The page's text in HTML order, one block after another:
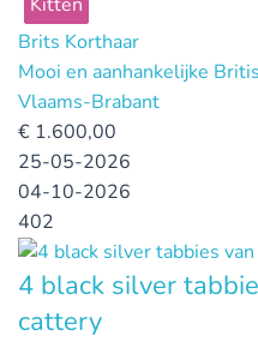
Brits Korthaar
Mooi en aanhankelijke
Vlaams-Brabant
€ 1.600,00
25-05-2026
04-10-2026
402
4 black silver
cattery